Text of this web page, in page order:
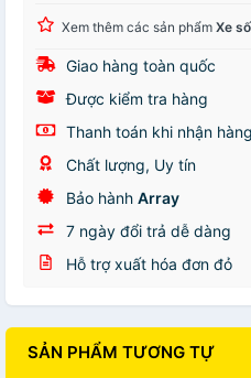
Xem thêm các sản phẩm Xe số
Giao hàng toàn quốc
Được kiểm tra hàng
Thanh toán khi nhận hàng
Chất lượng, Uy tín
Bảo hành Array
7 ngày đổi trả dễ dàng
Hỗ trợ xuất hóa đơn đỏ
SẢN PHẨM TƯƠNG TỰ